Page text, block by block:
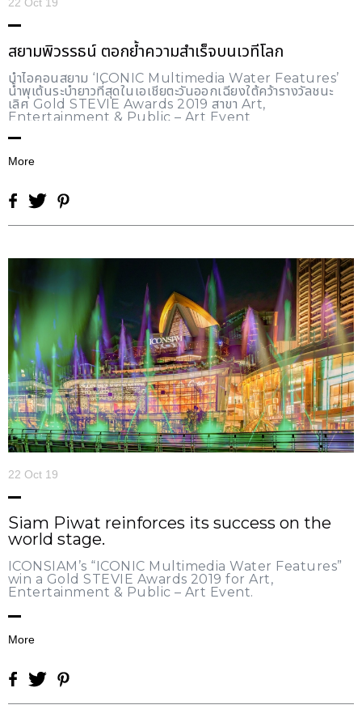
22 Oct 19
สยามพิวรรธน์ ตอกย้ำความสำเร็จบนเวทีโลก
นำไอคอนสยาม ‘ICONIC Multimedia Water Features’
น้ำพุเต้นระบำยาวที่สุดในเอเชียตะวันออกเฉียงใต้คว้ารางวัลชนะ
เลิศ Gold STEVIE Awards 2019 สาขา Art,
Entertainment & Public – Art Event
More
22 Oct 19
Siam Piwat reinforces its success on the
world stage.
ICONSIAM’s “ICONIC Multimedia Water Features”
win a Gold STEVIE Awards 2019 for Art,
Entertainment & Public – Art Event.
More